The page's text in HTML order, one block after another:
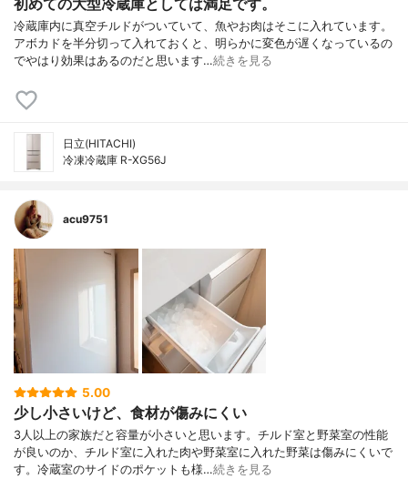
冷蔵庫内に真空チルドがついていて、魚やお肉はそこに入れています。
アボカドを半分切って入れておくと、明らかに変色が遅くなっているの
でやはり効果はあるのだと思います…続きを見る
日立(HITACHI)
冷凍冷蔵庫 R-XG56J
acu9751
5.00
少し小さいけど、食材が傷みにくい
3人以上の家族だと容量が小さいと思います。チルド室と野菜室の性能
が良いのか、チルド室に入れた肉や野菜室に入れた野菜は傷みにくいで
す。冷蔵室のサイドのポケットも様…続きを見る